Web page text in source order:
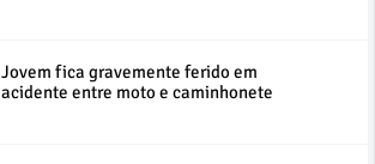
Jovem fica gravemente ferido em
acidente entre moto e caminhonete